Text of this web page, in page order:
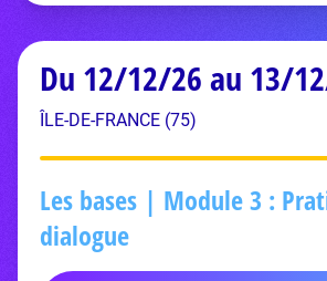
Du 12/12/26 au 13/
ÎLE-DE-FRANCE (75)
Les bases | Module 3 :
dialogue